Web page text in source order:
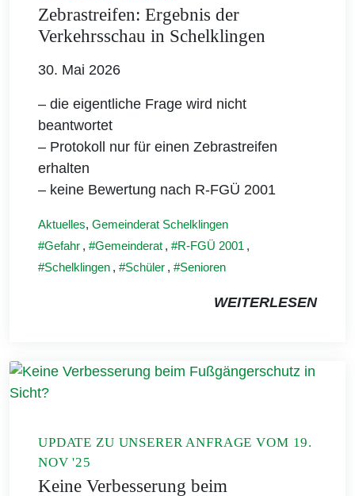
Zebrastreifen: Ergebnis der
Verkehrsschau in Schelklingen
30. Mai 2026
– die eigentliche Frage wird nicht
beantwortet
– Protokoll nur für einen Zebrastreifen
erhalten
– keine Bewertung nach R-FGÜ 2001
Aktuelles, Gemeinderat Schelklingen
Gefahr , Gemeinderat , R-FGÜ 2001 ,
Schelklingen , Schüler , Senioren
WEITERLESEN
UPDATE ZU UNSERER ANFRAGE VOM 19.
NOV '25
Keine Verbesserung beim